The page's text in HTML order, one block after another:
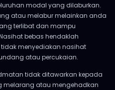
modal yang dilaburkan.
atau melabur melainkan anda
terlibat dan mampu
bebas hendaklah
tidak menyediakan nasihat
atau percukaian.
tidak ditawarkan kepada
melarang atau mengehadkan